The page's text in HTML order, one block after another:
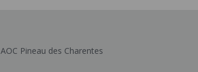
AOC Pineau des Charentes